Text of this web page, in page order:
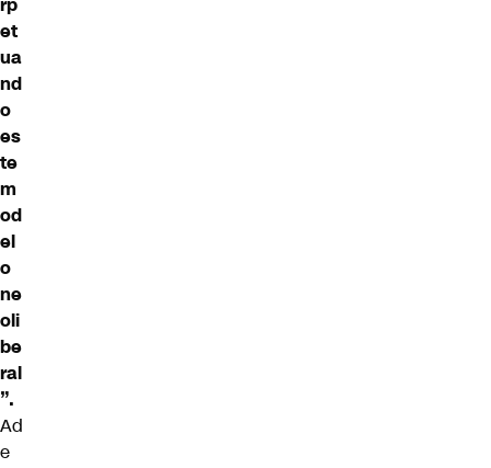
et
ua
nd
o
es
te
m
od
el
o
ne
oli
be
ral
”.
Ad
e